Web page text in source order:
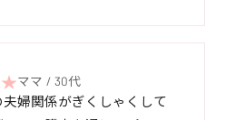
ママ / 30代
夫婦関係がぎくしゃくして